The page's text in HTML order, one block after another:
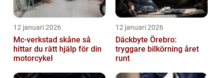
12 januari 2026
Mc-verkstad skåne så
hittar du rätt hjälp för din
motorcykel
12 januari 2026
Däckbyte Örebro:
tryggare bilkörning året
runt